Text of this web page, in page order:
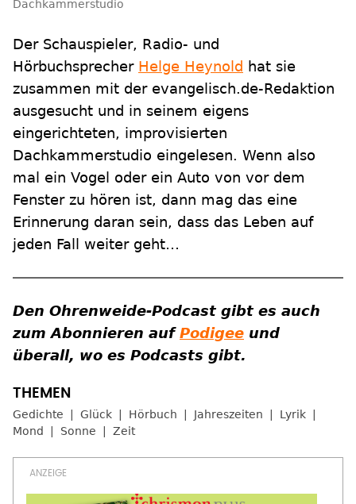
Dachkammerstudio
Der Schauspieler, Radio- und
Hörbuchsprecher Helge Heynold hat sie
zusammen mit der evangelisch.de-Redaktion
ausgesucht und in seinem eigens
eingerichteten, improvisierten
Dachkammerstudio eingelesen. Wenn also
mal ein Vogel oder ein Auto von vor dem
Fenster zu hören ist, dann mag das eine
Erinnerung daran sein, dass das Leben auf
jeden Fall weiter geht…
Den Ohrenweide-Podcast gibt es auch
zum Abonnieren aufPodigee und
überall, wo es Podcasts gibt.
Gedichte Glück Hörbuch Jahreszeiten
Lyrik
Mond
Sonne Zeit